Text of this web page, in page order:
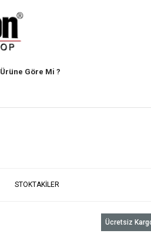
Ürüne Göre Mi ?
STOKTAKILER
Ücretsiz